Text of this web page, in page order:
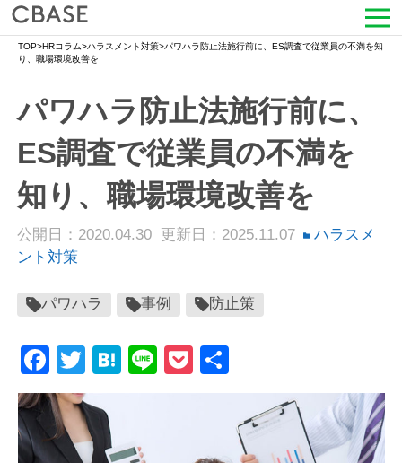
サービス
活用シーン
導入事例
セミナー情報
HRコラム
お知らせ
資料請求(無料) お見積もり依頼
TOP>HRコラム>ハラスメント対策>パワハラ防止法施行前に、ES調査で従業員の不満を知
り、職場環境改善を
パワハラ防止法施行前に、
ES調査で従業員の不満を
知り、職場環境改善を
公開日：2020.04.30 更新日：2025.11.07
ハラスメ
ント対策
パワハラ 事例 防止策
Facebook
Twitter
Hatena
LinePocket